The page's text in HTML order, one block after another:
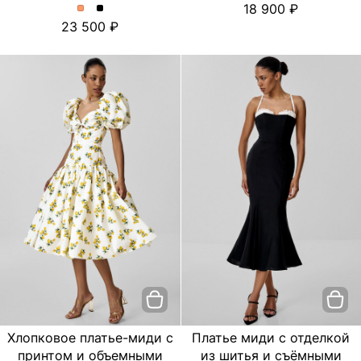
Платье
миди
отделкой
из
шитья
и
съёмными
бретелями.
Цвет
Персиковый
Платье
миди
отделкой
из
шитья
и
съёмными
бретелями.
Цвет
Черный
23 500
платье
принтом.
Цвет
пудровый
платье
принтом.
Цвет
Черный
18 900
Хлопковое платье-миди с
принтом и объемными
Платье миди с отделкой
из шитья и съёмными